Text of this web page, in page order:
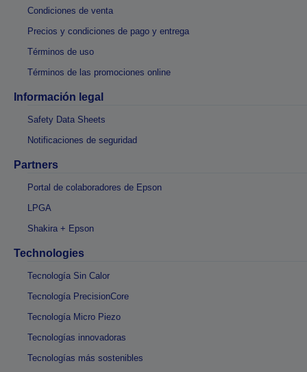
Condiciones de venta
Precios y condiciones de pago y entrega
Términos de uso
Términos de las promociones online
Información legal
Safety Data Sheets
Notificaciones de seguridad
Partners
Portal de colaboradores de Epson
LPGA
Shakira + Epson
Technologies
Tecnología Sin Calor
Tecnología PrecisionCore
Tecnología Micro Piezo
Tecnologías innovadoras
Tecnologías más sostenibles